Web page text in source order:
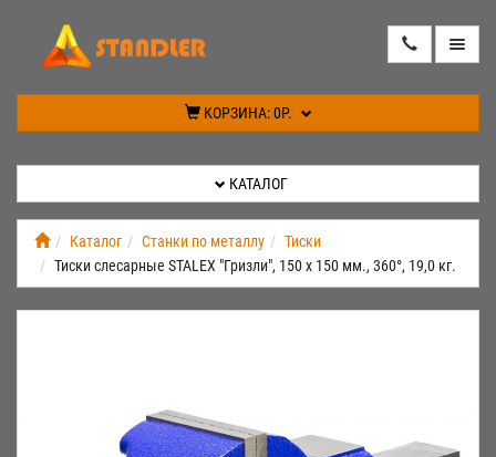
КОРЗИНА:0Р.
СПЕЦПРЕДЛОЖЕНИЕ
КАТАЛОГ
Каталог Станки по металлу
Тиски
Тиски слесарные STALEX "Гризли", 150 х 150 мм., 360°, 19,0 кг.